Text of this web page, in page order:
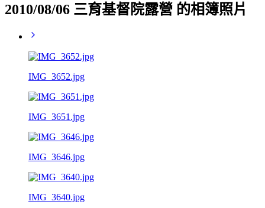
2010/08/06 三育基督院露營 的相簿照片
IMG_3652.jpg
IMG_3651.jpg
IMG_3646.jpg
IMG_3640.jpg